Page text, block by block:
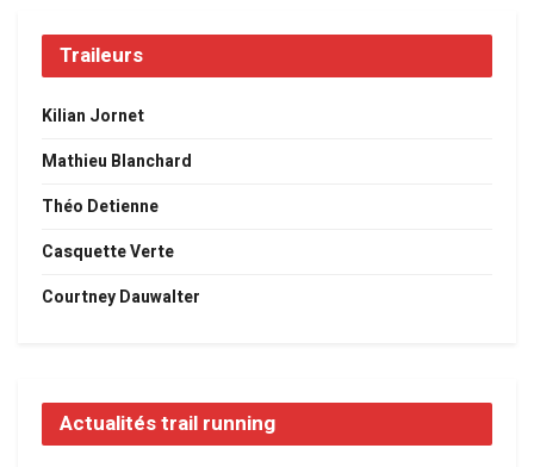
Traileurs
Kilian Jornet
Mathieu Blanchard
Théo Detienne
Casquette Verte
Courtney Dauwalter
Actualités trail running